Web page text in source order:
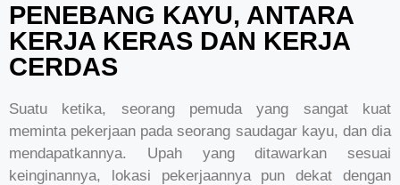
PENEBANG KAYU, ANTARA
KERJA KERAS DAN KERJA
CERDAS
Suatu ketika, seorang pemuda yang sangat kuat
meminta pekerjaan pada seorang saudagar kayu, dan dia
mendapatkannya. Upah yang ditawarkan sesuai
keinginannya, lokasi pekerjaannya pun dekat dengan